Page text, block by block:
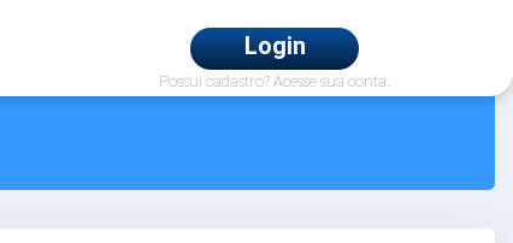
Possui cadastro? Acesse sua conta.
Login